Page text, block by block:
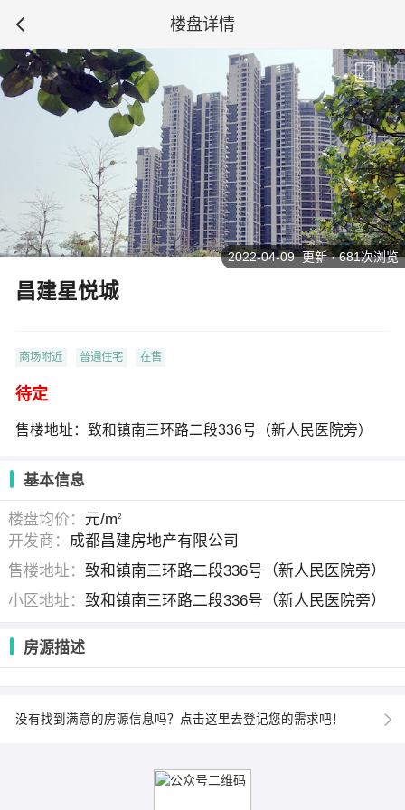
楼盘详情
昌建星悦城
商场附近 普通住宅 在售
待定
售楼地址：致和镇南三环路二段336号（新人民医院旁）
2022-04-09 更新 · 681次浏览
基本信息
楼盘均价： 元/m2
开发商： 成都昌建房地产有限公司
售楼地址： 致和镇南三环路二段336号（新人民医院旁）
小区地址： 致和镇南三环路二段336号（新人民医院旁）
房源描述
没有找到满意的房源信息吗？点击这里去登记您的需求吧！